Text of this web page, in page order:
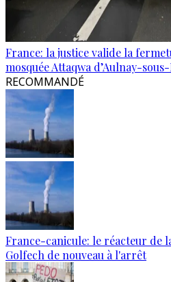
France: la justice valide la
mosquée Attaqwa d’Aulnay-
RECOMMANDÉ
France-canicule: le réacteur de
Golfech de nouveau à l'arrêt